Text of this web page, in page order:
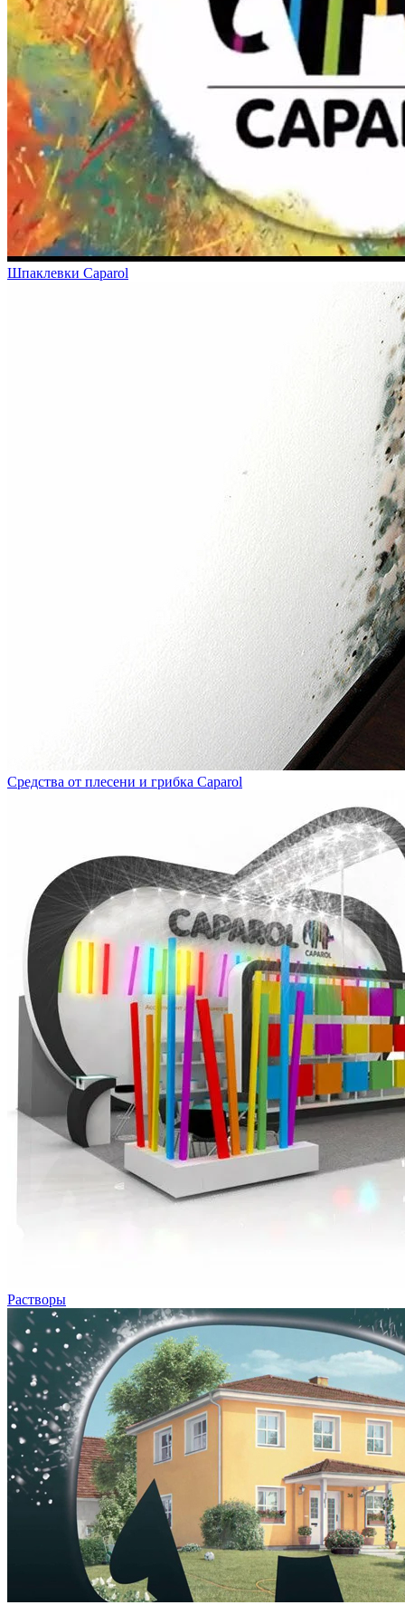
Шпаклевки Caparol
Средства от плесени и грибка Caparol
Растворы